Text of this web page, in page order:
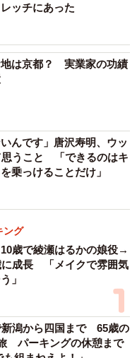
ゃいけないと思ってい
を買い、それを抱えて
の喫茶店に行ったりも
た」
がら』を演じた時も、
らないということがわ
こんにちは、さよな
ないからいい」
、わかりやすくてわか
ないよっていう台詞も
難しいよお。まあそん
ッチにあった
地は京都？ 実業家の功績
んです」唐沢寿明、ウッ
思うこと 「できるのはキ
乗っけることだけ」
ング
10歳で綾瀬はるかの娘役→
に成長 「メイクで雰囲気
」
新潟から四国まで 65歳の
パーキングの休憩まで